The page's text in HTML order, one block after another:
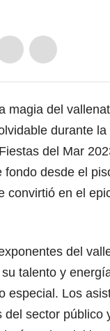
magia del
durante
del Mar
fondo desde el
convirtió en el
del
talento y
especial. Los
del sector público